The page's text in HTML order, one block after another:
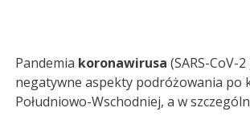
Pandemia koronawirusa (SARS-CoV-
negatywne aspekty podróżowania po
Południowo-Wschodniej, a w